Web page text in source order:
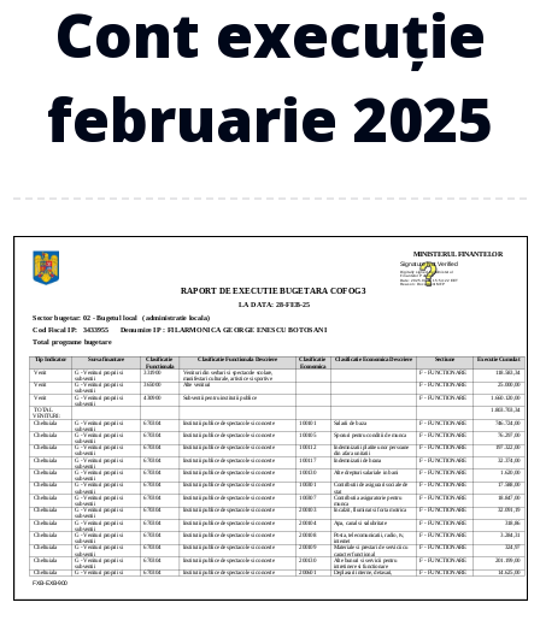
Cont execuție
februarie 2025